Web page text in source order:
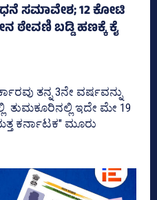
ಸಮಾವೇಶ; 12 ಕೋಟಿ
ಠೇವಣಿ ಬಡ್ಡಿ ಹಣಕ್ಕೆ ಕೈ
ತನ್ನ 3ನೇ ವರ್ಷವನ್ನು
ತುಮಕೂರಿನಲ್ಲಿ ಇದೇ ಮೇ 19
ಕರ್ನಾಟಕ" ಮೂರು